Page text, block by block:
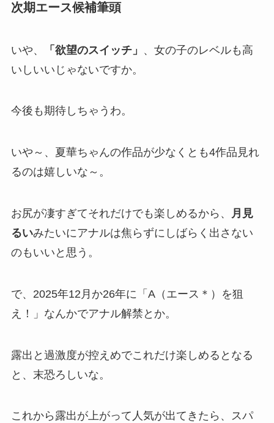
次期エース候補筆頭
いや、 「欲望のスイッチ」 、女の子のレベルも高
いしいいじゃないですか。
今後も期待しちゃうわ。
いや～、夏華ちゃんの作品が少なくとも4作品見れ
るのは嬉しいな～。
お尻が凄すぎてそれだけでも楽しめるから、
月見
るいみたいにアナルは焦らずにしばらく出さない
のもいいと思う。
で、2025年12月か26年に「A（エース＊）を狙
え！」なんかでアナル解禁とか。
露出と過激度が控えめでこれだけ楽しめるとなる
と、末恐ろしいな。
これから露出が上がって人気が出てきたら、スパ